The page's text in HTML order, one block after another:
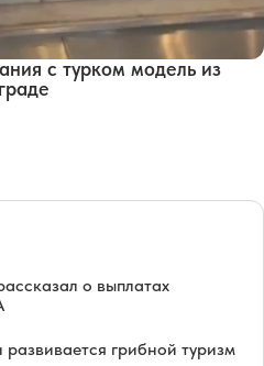
с турком модель из
о выплатах
грибной туризм